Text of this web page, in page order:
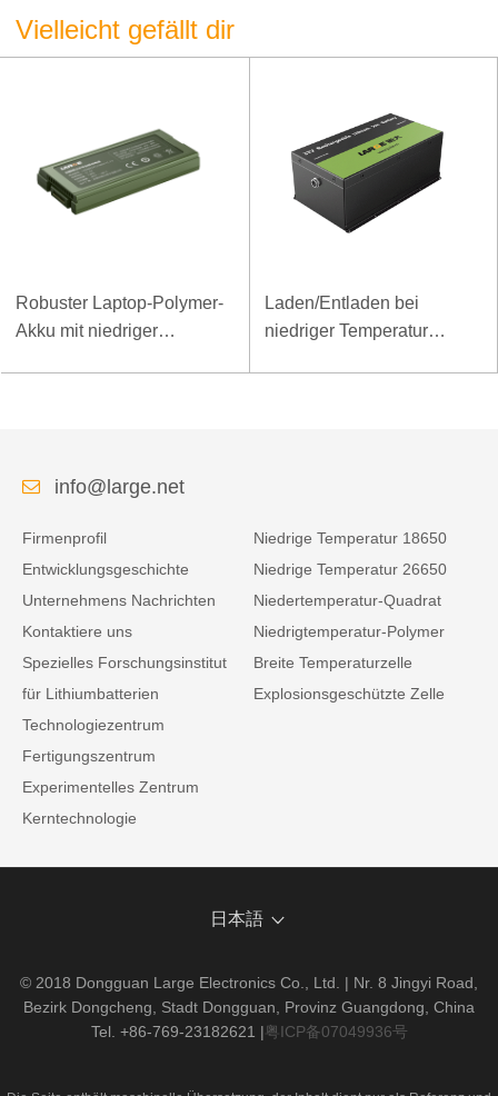
Vielleicht gefällt dir
Robuster Laptop-Polymer-
Akku mit niedriger
Laden/Entladen bei
niedriger Temperatur
info@large.net
Firmenprofil
Entwicklungsgeschichte
Unternehmens Nachrichten
Kontaktiere uns
Spezielles Forschungsinstitut
für Lithiumbatterien
Technologiezentrum
Fertigungszentrum
Experimentelles Zentrum
Kerntechnologie
Niedrige Temperatur 18650
Niedrige Temperatur 26650
Niedertemperatur-Quadrat
Niedrigtemperatur-Polymer
Breite Temperaturzelle
Explosionsgeschützte Zelle
日本語
© 2018 Dongguan Large Electronics Co., Ltd. | Nr. 8 Jingyi Road,
Bezirk Dongcheng, Stadt Dongguan, Provinz Guangdong, China
Tel. +86-769-23182621 |粤ICP备07049936号